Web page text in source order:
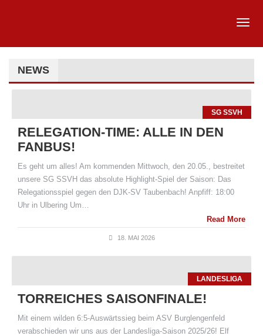
NEWS
SG SSVH
RELEGATION-TIME: ALLE IN DEN
FANBUS!
Es geht um alles! Am kommenden Mittwoch, den 20.05., bestreitet
unsere SG SSVH das absolute Highlight-Spiel der Saison: Das
Relegationsspiel gegen den DJK-SV Taubenbach! Anpfiff: 18:00
Uhr in Ulbering Um…
Read More
18. MAI 2026
LANDESLIGA
TORREICHES SAISONFINALE!
Mit einem wilden 6:5-Auswärtssieg beim ASV Burglengenfeld
verabschieden wir uns aus der Landesliga-Saison 2025/26! Elf